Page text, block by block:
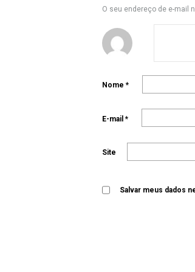
O seu endereço de e-mail
Nome *
E-mail *
Site
Salvar meus dados